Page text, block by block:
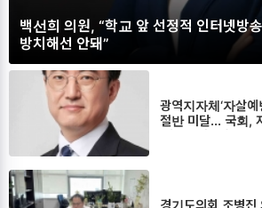
백선희 의원, “학교 앞 선정적 인터넷방
방치해선 안돼”
광역지자체‘자살예
절반 미달... 국회,